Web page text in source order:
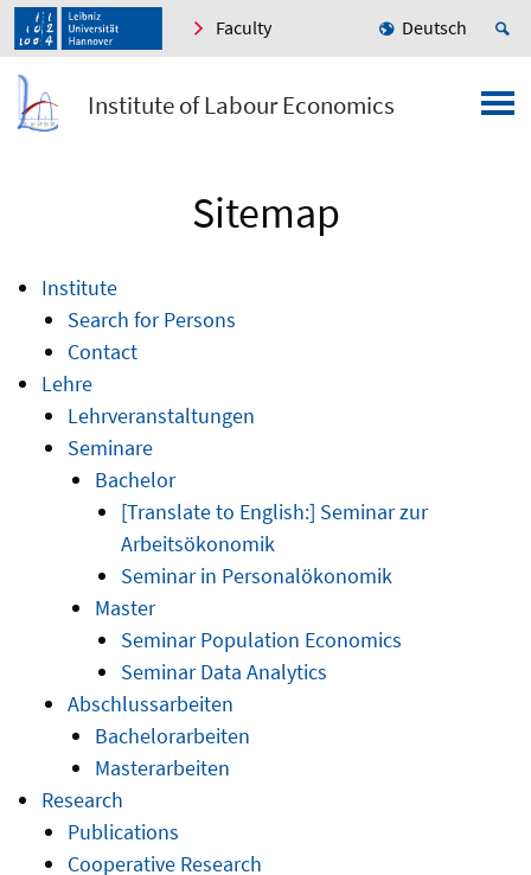
Faculty Deutsch
Institute of Labour Economics
Sitemap
Institute
Search for Persons
Contact
Lehre
Lehrveranstaltungen
Seminare
Bachelor
[Translate to English:] Seminar zur
Arbeitsökonomik
Seminar in Personalökonomik
Master
Seminar Population Economics
Seminar Data Analytics
Abschlussarbeiten
Bachelorarbeiten
Masterarbeiten
Research
Publications
Cooperative Research